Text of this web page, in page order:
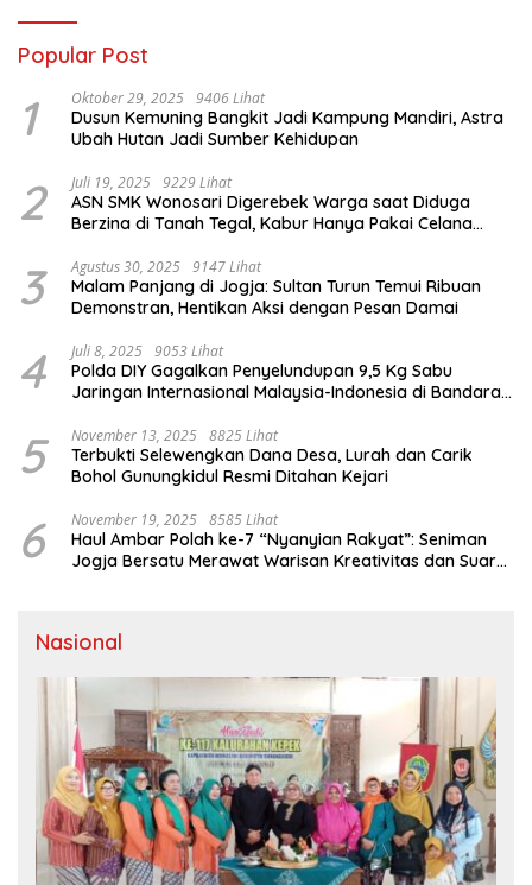
Popular Post
1 Oktober 29, 2025 9406 Lihat
Dusun Kemuning Bangkit Jadi Kampung Mandiri, Astra
Ubah Hutan Jadi Sumber Kehidupan
2 Juli 19, 2025 9229 Lihat
ASN SMK Wonosari Digerebek Warga saat Diduga
Berzina di Tanah Tegal, Kabur Hanya Pakai Celana
3 Agustus 30, 2025 9147 Lihat
Malam Panjang di Jogja: Sultan Turun Temui Ribuan
Demonstran, Hentikan Aksi dengan Pesan Damai
4 Juli 8, 2025 9053 Lihat
Polda DIY Gagalkan Penyelundupan 9,5 Kg Sabu
Jaringan Internasional Malaysia-Indonesia di Bandara
5 November 13, 2025 8825 Lihat
Terbukti Selewengkan Dana Desa, Lurah dan Carik
Bohol Gunungkidul Resmi Ditahan Kejari
6 November 19, 2025 8585 Lihat
Haul Ambar Polah ke-7 “Nyanyian Rakyat”: Seniman
Jogja Bersatu Merawat Warisan Kreativitas dan Suara
Nasional